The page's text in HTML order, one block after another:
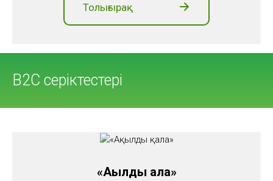
Толығырақ
B2C серіктестері
«Ақылды қала»